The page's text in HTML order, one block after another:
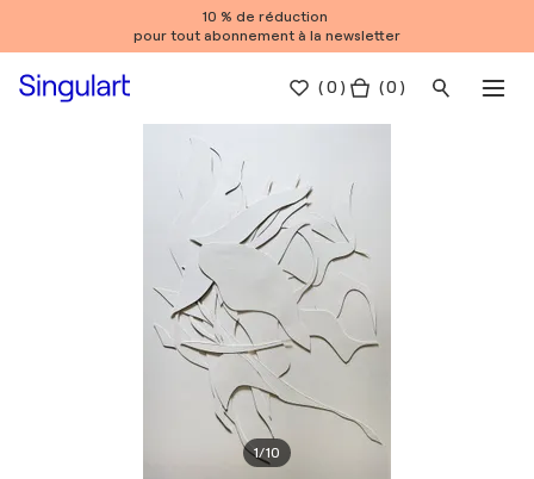
10 % de réduction
pour tout abonnement à la newsletter
(0 ) ( 0 )
1/10